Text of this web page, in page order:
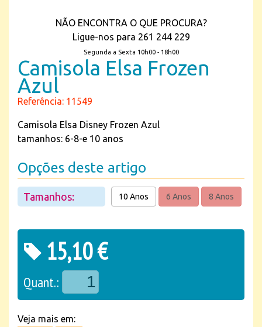
NÃO ENCONTRA O QUE PROCURA?
Ligue-nos para 261 244 229
Segunda a Sexta 10h00 - 18h00
Camisola Elsa Frozen
Azul
Referência: 11549
Camisola Elsa Disney Frozen Azul
tamanhos: 6-8-e 10 anos
Opções deste artigo
Tamanhos: 10 Anos 6 Anos 8 Anos
15,10 €
Quant.:
Veja mais em: